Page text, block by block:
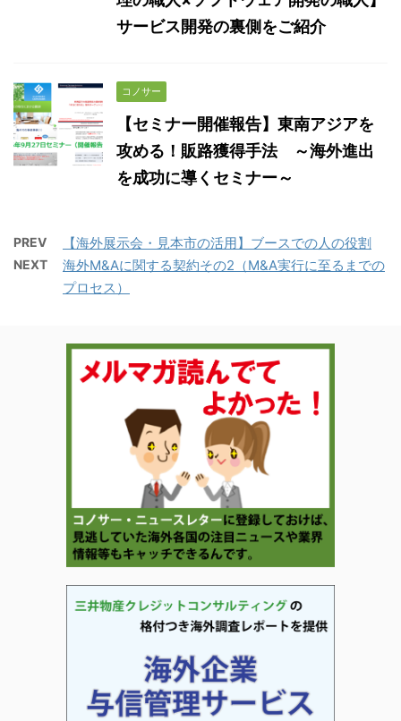
サービス開発の裏側をご紹介
コノサー
【セミナー開催報告】東南アジアを
攻める！販路獲得手法 ～海外進出
を成功に導くセミナー～
PREV 【海外展示会・見本市の活用】ブースでの人の役割
NEXT
海外M&Aに関する契約その2（M&A実行に至るまでの
プロセス）